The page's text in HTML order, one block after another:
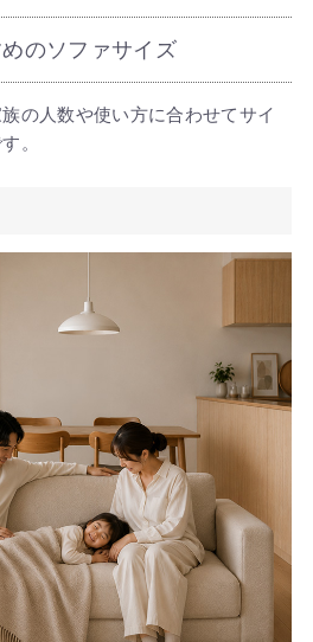
のソファサイズ
の人数や使い方に合わせてサイ
。